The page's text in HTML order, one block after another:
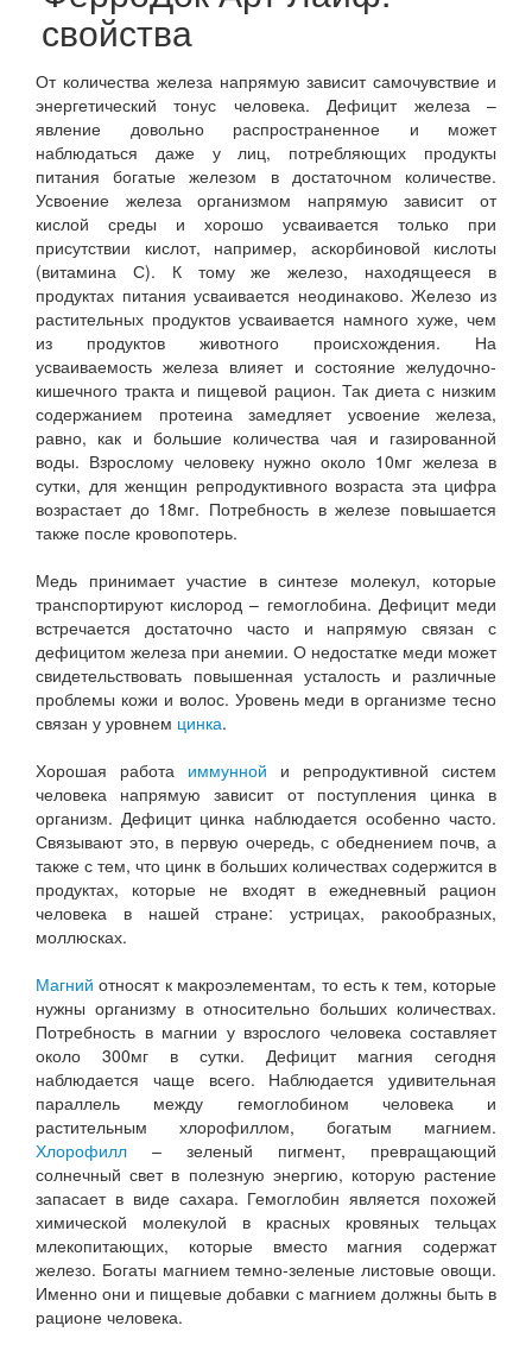
свойства
От количества железа напрямую зависит самочувствие и
энергетический тонус человека. Дефицит железа –
явление довольно распространенное и может
наблюдаться даже у лиц, потребляющих продукты
питания богатые железом в достаточном количестве.
Усвоение железа организмом напрямую зависит от
кислой среды и хорошо усваивается только при
присутствии кислот, например, аскорбиновой кислоты
(витамина С). К тому же железо, находящееся в
продуктах питания усваивается неодинаково. Железо из
растительных продуктов усваивается намного хуже, чем
из продуктов животного происхождения. На
усваиваемость железа влияет и состояние желудочно-
кишечного тракта и пищевой рацион. Так диета с низким
содержанием протеина замедляет усвоение железа,
равно, как и большие количества чая и газированной
воды. Взрослому человеку нужно около 10мг железа в
сутки, для женщин репродуктивного возраста эта цифра
возрастает до 18мг. Потребность в железе повышается
также после кровопотерь.
Медь принимает участие в синтезе молекул, которые
транспортируют кислород – гемоглобина. Дефицит меди
встречается достаточно часто и напрямую связан с
дефицитом железа при анемии. О недостатке меди может
свидетельствовать повышенная усталость и различные
проблемы кожи и волос. Уровень меди в организме тесно
связан у уровнем цинка.
Хорошая работа иммунной и репродуктивной систем
человека напрямую зависит от поступления цинка в
организм. Дефицит цинка наблюдается особенно часто.
Связывают это, в первую очередь, с обеднением почв, а
также с тем, что цинк в больших количествах содержится в
продуктах, которые не входят в ежедневный рацион
человека в нашей стране: устрицах, ракообразных,
моллюсках.
Магний относят к макроэлементам, то есть к тем, которые
нужны организму в относительно больших количествах.
Потребность в магнии у взрослого человека составляет
около 300мг в сутки. Дефицит магния сегодня
наблюдается чаще всего. Наблюдается удивительная
параллель между гемоглобином человека и
растительным хлорофиллом, богатым магнием.
Хлорофилл – зеленый пигмент, превращающий
солнечный свет в полезную энергию, которую растение
запасает в виде сахара. Гемоглобин является похожей
химической молекулой в красных кровяных тельцах
млекопитающих, которые вместо магния содержат
железо. Богаты магнием темно-зеленые листовые овощи.
Именно они и пищевые добавки с магнием должны быть в
рационе человека.